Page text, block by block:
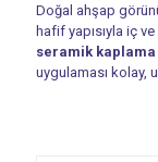
Sawing
Wood
-
PF
Doğal ahşap
hafif yapısıyla iç
seramik kaplama
uygulaması kolay,